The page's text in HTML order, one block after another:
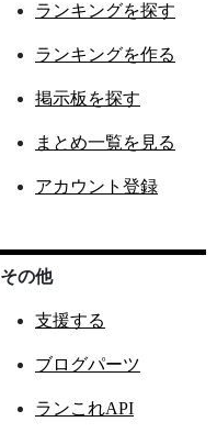
ランキングを探す
ランキングを作る
掲示板を探す
まとめ一覧を見る
アカウント登録
その他
支援する
ブログパーツ
ランこれAPI